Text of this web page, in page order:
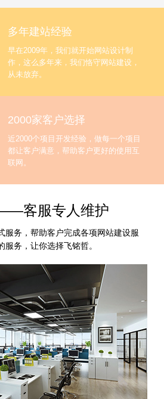
多年建站经验
早在2009年，我们就开始网站设计制
作，这么多年来，我们恪守网站建设，
从未放弃。
2000家客户选择
近2000个项目开发经验，做每一个项目
都让客户满意，帮助客户更好的使用互
联网。
客服专人维护
服务，帮助客户完成各项网站建设服
服务，让你选择飞铭哲。